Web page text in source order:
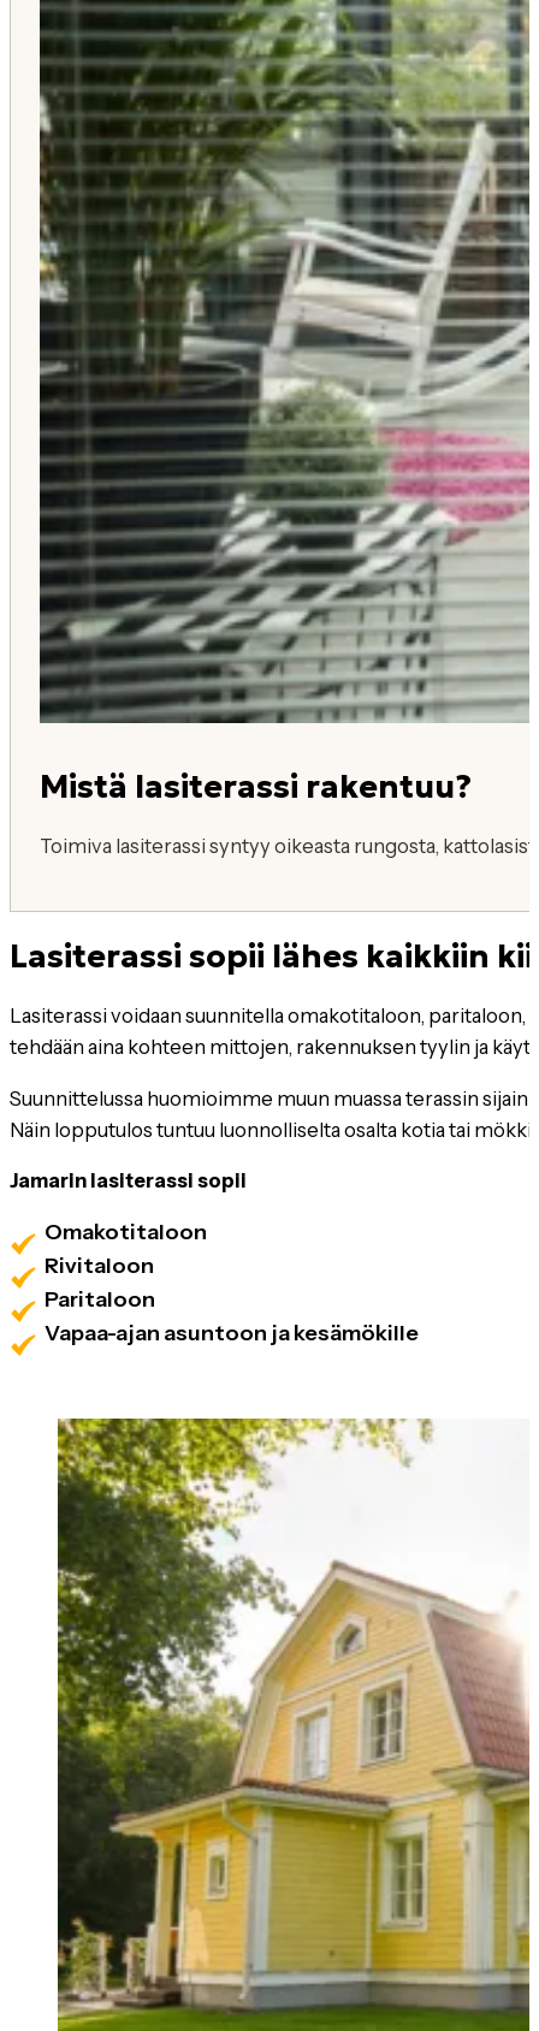
Mistä lasiterassi rakentuu?
Toimiva lasiterassi syntyy oikeasta rungosta,
Lasiterassi sopii lähes kaikkiin
Lasiterassi voidaan suunnitella omakotitaloon, paritaloon,
tehdään aina kohteen mittojen, rakennuksen tyylin ja
Suunnittelussa huomioimme muun muassa terassin
Näin lopputulos tuntuu luonnolliselta osalta kotia tai
Jamarin lasiterassi sopii
Omakotitaloon
Rivitaloon
Paritaloon
Vapaa-ajan asuntoon ja kesämökille